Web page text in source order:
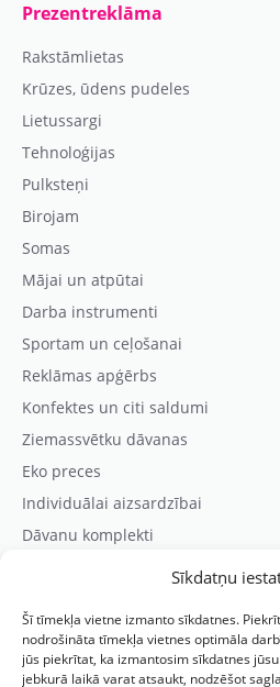
Sīkdatņu
Šī tīmekļa vietne izmanto sīkdatnes.
nodrošināta tīmekļa vietnes optimāla
jūs piekrītat, ka izmantosim sīkdatnes
jebkurā laikā varat atsaukt, nodzēšot
Prezentreklāma
Rakstāmlietas
Krūzes, ūdens pudeles
Lietussargi
Tehnoloģijas
Pulksteņi
Birojam
Somas
Mājai un atpūtai
Darba instrumenti
Sportam un ceļošanai
Reklāmas apģērbs
Konfektes un citi saldumi
Ziemassvētku dāvanas
Eko preces
Individuālai aizsardzībai
Dāvanu komplekti
Kontaktinformācija
Prezentreklāmas aģentūra
Reģ.nr.: 40103625328